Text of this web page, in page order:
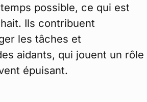
possible, ce qui est
Ils contribuent
les tâches et
aidants, qui jouent un rôle
épuisant.